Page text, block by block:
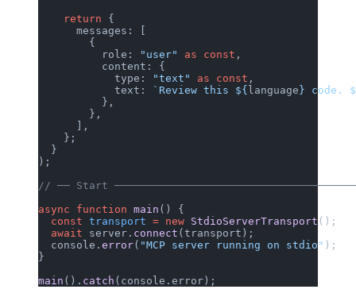
    return
{
      messages: [
        {
          role:
"user" as const
          content: {
            type:
"text" as const
            text:
`Review this ${ language } code.
          },
        },
      ],
    };
  }
);
// ── Start
async function main () {
  const
transport = new StdioServerTransport ();
  await
server.connect(transport);
  console.
error ("MCP server running on stdio" );
main ().catch (console.error);